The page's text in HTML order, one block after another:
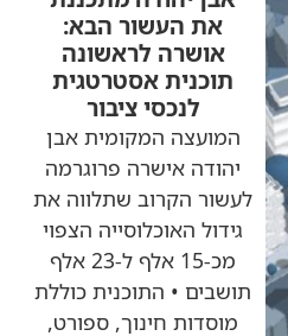
את העשור הבא:
אושרה לראשונה
תוכנית אסטרטגית
לנכסי ציבור
המועצה המקומית אבן
יהודה אישרה פרוגרמה
לעשור הקרוב שתלווה את
גידול האוכלוסייה הצפוי
מכ-15 אלף ל-23 אלף
תושבים • התוכנית כוללת
מוסדות חינוך, ספורט,